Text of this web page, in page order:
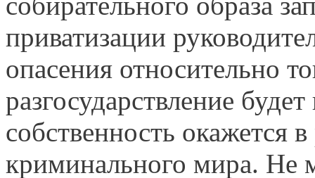
приватизации
опасения относительно
разгосударствление
собственность окажется
криминального мира. Не